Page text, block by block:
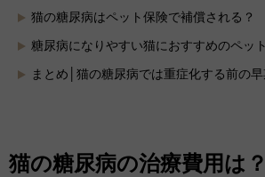
猫の糖尿病はペット保険で補償される？
糖尿病になりやすい猫におすすめのペッ
まとめ│猫の糖尿病では重症化する前の早
猫の糖尿病の治療費用は